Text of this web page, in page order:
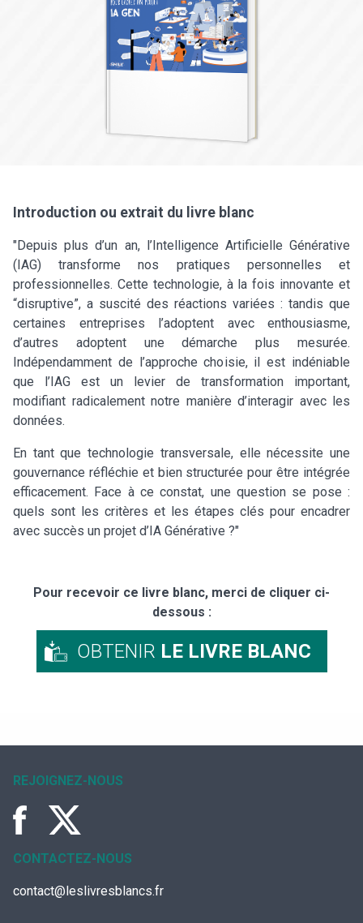
Introduction ou extrait du livre blanc
"Depuis plus d’un an, l’Intelligence Artificielle Générative
(IAG) transforme nos pratiques personnelles et
professionnelles. Cette technologie, à la fois innovante et
“disruptive”, a suscité des réactions variées : tandis que
certaines entreprises l’adoptent avec enthousiasme,
d’autres adoptent une démarche plus mesurée.
Indépendamment de l’approche choisie, il est indéniable
que l’IAG est un levier de transformation important,
modifiant radicalement notre manière d’interagir avec les
données.
En tant que technologie transversale, elle nécessite une
gouvernance réfléchie et bien structurée pour être intégrée
efficacement. Face à ce constat, une question se pose :
quels sont les critères et les étapes clés pour encadrer
avec succès un projet d’IA Générative ?"
Pour recevoir ce livre blanc, merci de cliquer ci-
dessous :
OBTENIR LE LIVRE BLANC
REJOIGNEZ-NOUS
CONTACTEZ-NOUS
contact@leslivresblancs.fr